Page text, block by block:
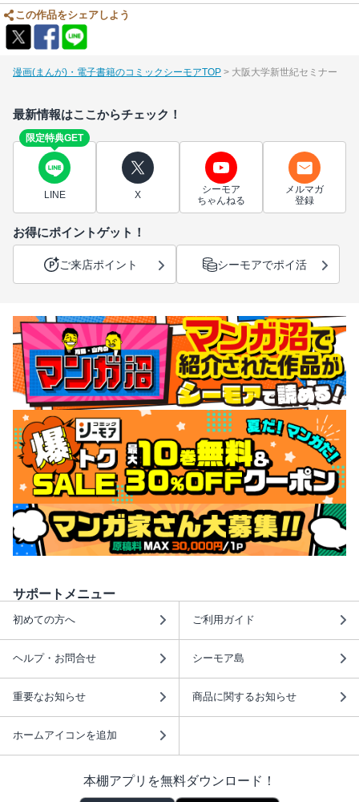
この作品をシェアしよう
漫画(まんが)・電子書籍のコミックシーモアTOP 大阪大学新世紀セミナー
最新情報はここからチェック！
限定特典GET
LINE X
シーモア
ちゃんねる
メルマガ
登録
お得にポイントゲット！
ご来店ポイント シーモアでポイ活
サポートメニュー
初めての方へ ご利用ガイド
ヘルプ・お問合せ シーモア島
重要なお知らせ 商品に関するお知らせ
ホームアイコンを追加
本棚アプリを無料ダウンロード！